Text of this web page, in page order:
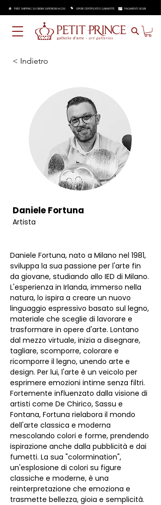
FREE SHIPPING SU ORDINI SUPERIORI A €250 OPERE CERTIFICATE E GARANTITE PAGAMENTI SICURI
< Indietro
Daniele Fortuna
Artista
Daniele Fortuna, nato a Milano nel 1981,
sviluppa la sua passione per l'arte fin
da giovane, studiando allo IED di Milano.
L'esperienza in Irlanda, immerso nella
natura, lo ispira a creare un nuovo
linguaggio espressivo basato sul legno,
materiale che sceglie di lavorare e
trasformare in opere d'arte. Lontano
dal mezzo virtuale, inizia a disegnare,
tagliare, scomporre, colorare e
ricomporre il legno, unendo arte e
design. Per lui, l'arte è un veicolo per
esprimere emozioni intime senza filtri.
Fortemente influenzato dalla visione di
artisti come De Chirico, Sassu e
Fontana, Fortuna rielabora il mondo
dell'arte classica e moderna
mescolando colori e forme, prendendo
ispirazione anche dalla pubblicità e dai
fumetti. La sua "colormination",
un'esplosione di colori su figure
classiche e moderne, è una
reinterpretazione che emoziona e
trasmette bellezza, gioia e semplicità.